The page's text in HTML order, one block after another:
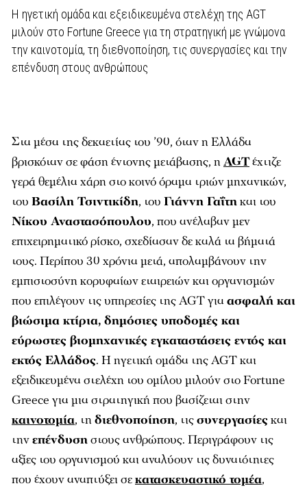
Η ηγετική ομάδα και εξειδικευμένα στελέχη της ΑGT
μιλούν στο Fortune Greece για τη στρατηγική με γνώμονα
την καινοτομία, τη διεθνοποίηση, τις συνεργασίες και την
επένδυση στους ανθρώπους
Στα μέσα της δεκαετίας του ’90, όταν η Ελλάδα
βρισκόταν σε φάση έντονης μετάβασης, ηAGTέχτιζε
γερά θεμέλια χάρη στο κοινό όραμα τριών μηχανικών,
του Βασίλη Τσιντικίδη, του Γιάννη Γαΐτηκαι του
Νίκου Αναστασόπουλου, που ανέλαβαν μεν
επιχειρηματικό ρίσκο, σχεδίασαν δε καλά τα βήματά
τους. Περίπου 30 χρόνια μετά, απολαμβάνουν την
εμπιστοσύνη κορυφαίων εταιρειών και οργανισμών
που επιλέγουν τις υπηρεσίες της AGT γιαασφαλή και
βιώσιμα κτίρια, δημόσιες υποδομές και
εύρωστες βιομηχανικές εγκαταστάσεις εντός και
εκτός Ελλάδος. Η ηγετική ομάδα της AGT και
εξειδικευμένα στελέχη του ομίλου μιλούν στο Fortune
Greece για μια στρατηγική που βασίζεται στην
καινοτομία, τηδιεθνοποίηση, τιςσυνεργασίεςκαι
τηνεπένδυσηστους ανθρώπους. Περιγράφουν τις
αξίες του οργανισμού και αναλύουν τις δυνατότητες
που έχουν αναπτύξει σεκατασκευαστικό τομέα,